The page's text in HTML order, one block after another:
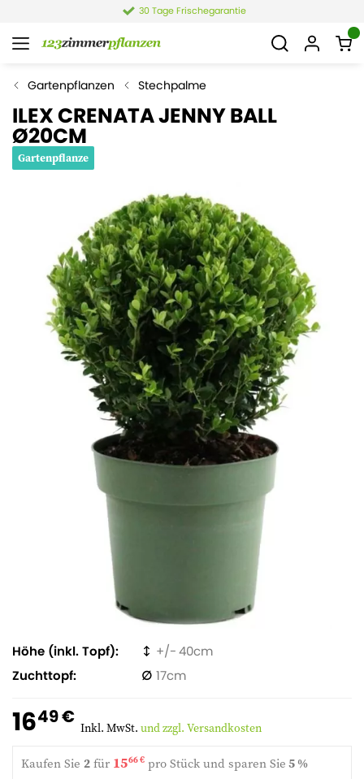
30 Tage Frischegarantie
Gartenpflanzen Stechpalme
ILEX CRENATA JENNY BALL
Ø20CM
Gartenpflanze
Höhe (inkl. Topf)
40
Zuchttopf
17
1649 € Inkl. MwSt. und zzgl. Versandkosten
Kaufen Sie 2für 1566 € pro Stück und sparen Sie5 %